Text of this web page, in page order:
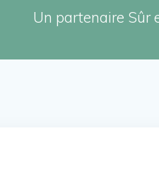
Un partenaire Sûr